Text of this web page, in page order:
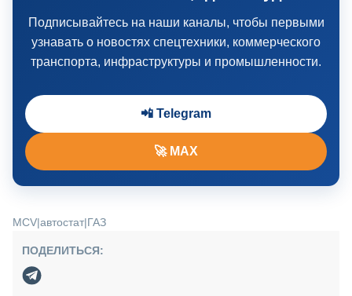
Подписывайтесь на наши каналы, чтобы первыми
узнавать о новостях спецтехники, коммерческого
транспорта, инфраструктуры и промышленности.
📲 Telegram
🚀 MAX
MCV|автостат|ГАЗ
ПОДЕЛИТЬСЯ: